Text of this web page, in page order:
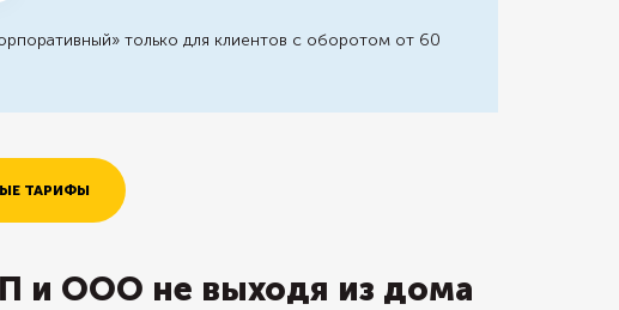
только для клиентов с оборотом от 60
ТАРИФЫ
и ООО не выходя из дома